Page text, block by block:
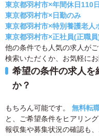
東京都羽村市×年間休日110
東京都羽村市×日勤のみ
東京都羽村市×特別養護老人
東京都羽村市×正社員(正職員
他の条件でも人気の求人が
検索いただくか、お気軽に
希望の条件の求人
か？
もちろん可能です。 無料転
と、ご希望条件をヒアリン
報収集や募集状況の確認も